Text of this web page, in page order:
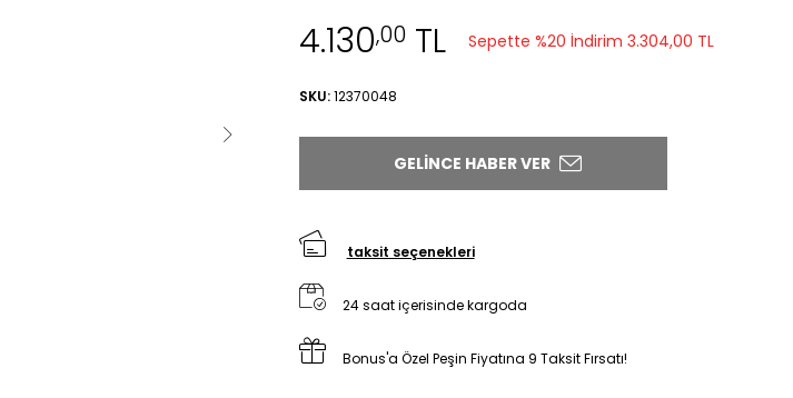
4.130,00TL Sepette %20 İndirim 3.304,00 TL
SKU: 12370048
GELINCE HABER VER
taksit seçenekleri
24 saat içerisinde kargoda
Bonus'a Özel Peşin Fiyatına 9 Taksit Fırsatı!